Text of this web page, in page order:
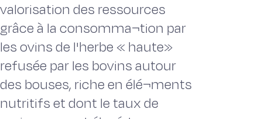
valorisation des ressources
grâce à la consomma¬tion par
les ovins de l'herbe « haute»
refusée par les bovins autour
des bouses, riche en élé¬ments
nutritifs et dont le taux de